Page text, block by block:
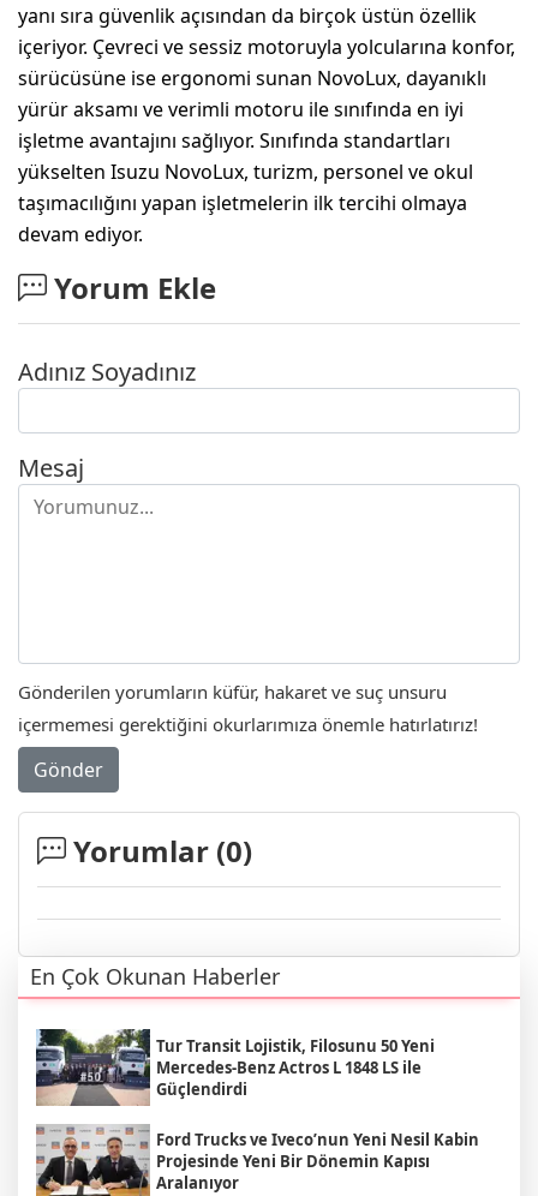
yanı sıra güvenlik açısından da birçok üstün özellik
içeriyor. Çevreci ve sessiz motoruyla yolcularına konfor,
sürücüsüne ise ergonomi sunan NovoLux, dayanıklı
yürür aksamı ve verimli motoru ile sınıfında en iyi
işletme avantajını sağlıyor. Sınıfında standartları
yükselten Isuzu NovoLux, turizm, personel ve okul
taşımacılığını yapan işletmelerin ilk tercihi olmaya
devam ediyor.
Yorum Ekle
Adınız Soyadınız
Mesaj
Gönderilen yorumların küfür, hakaret ve suç unsuru
içermemesi gerektiğini okurlarımıza önemle hatırlatırız!
Gönder
Yorumlar (0)
En Çok Okunan Haberler
Tur Transit Lojistik, Filosunu 50 Yeni
Mercedes-Benz Actros L 1848 LS ile
Güçlendirdi
Ford Trucks ve Iveco’nun Yeni Nesil Kabin
Projesinde Yeni Bir Dönemin Kapısı
Aralanıyor